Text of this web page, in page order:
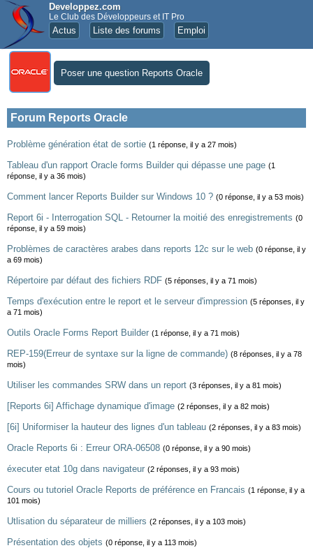
Developpez.com
Le Club des Développeurs et IT Pro
Actus Liste des forums Emploi
Poser une question Reports Oracle
Forum Reports Oracle
Problème génération état de sortie (1 réponse, il y a 27 mois)
Tableau d'un rapport Oracle forms Builder qui dépasse une page (1
réponse, il y a 36 mois)
Comment lancer Reports Builder sur Windows 10 ? (0 réponse, il y a 53 mois)
Report 6i - Interrogation SQL - Retourner la moitié des enregistrements (0
réponse, il y a 59 mois)
Problèmes de caractères arabes dans reports 12c sur le web (0 réponse, il y
a 69 mois)
Répertoire par défaut des fichiers RDF (5 réponses, il y a 71 mois)
Temps d'exécution entre le report et le serveur d'impression (5 réponses, il y
a 71 mois)
Outils Oracle Forms Report Builder (1 réponse, il y a 71 mois)
REP-159(Erreur de syntaxe sur la ligne de commande) (8 réponses, il y a 78
mois)
Utiliser les commandes SRW dans un report (3 réponses, il y a 81 mois)
[Reports 6i] Affichage dynamique d'image (2 réponses, il y a 82 mois)
[6i] Uniformiser la hauteur des lignes d'un tableau (2 réponses, il y a 83 mois)
Oracle Reports 6i : Erreur ORA-06508 (0 réponse, il y a 90 mois)
éxecuter etat 10g dans navigateur (2 réponses, il y a 93 mois)
Cours ou tutoriel Oracle Reports de préférence en Francais (1 réponse, il y a
101 mois)
Utlisation du séparateur de milliers (2 réponses, il y a 103 mois)
Présentation des objets (0 réponse, il y a 113 mois)